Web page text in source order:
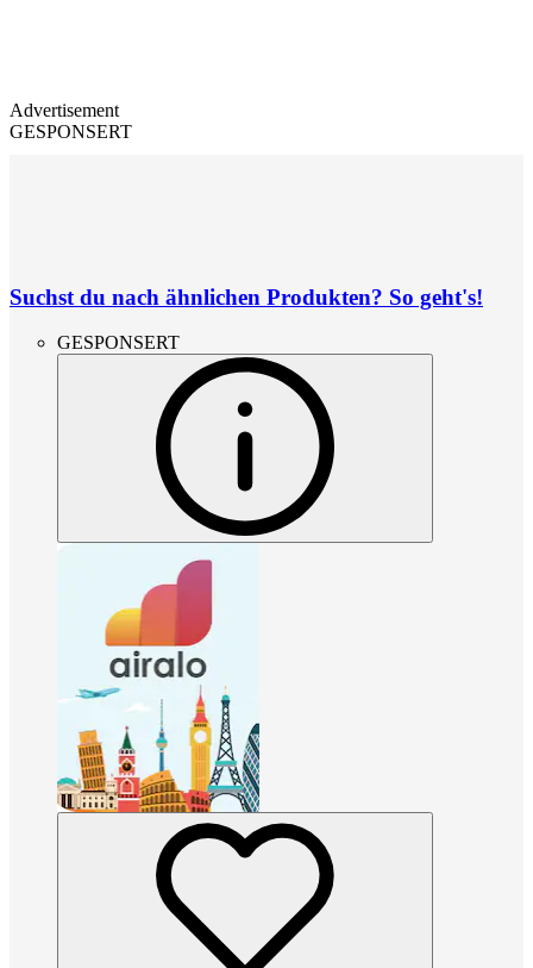
Advertisement
GESPONSERT
Suchst du nach ähnlichen Produkten? So geht's!
GESPONSERT